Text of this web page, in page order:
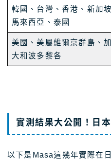
韓國、台灣、香港、新加坡
馬來西亞、泰國
美國、美屬維爾京群島、
大和波多黎各
實測結果大公開！日
以下是Masa這幾年實際在